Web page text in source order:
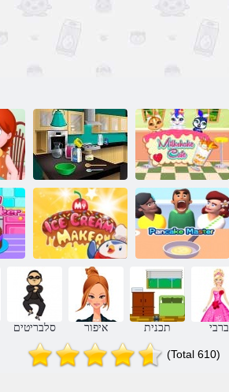
המא םע לושיב
:רפרפ דלוקוש
תגוע
קיישקלימ הפק
ילש תודילגה
תינרצי
קייקנפ רטסאמ
סלבריטים איפור תכנית ברבי
(Total 610)